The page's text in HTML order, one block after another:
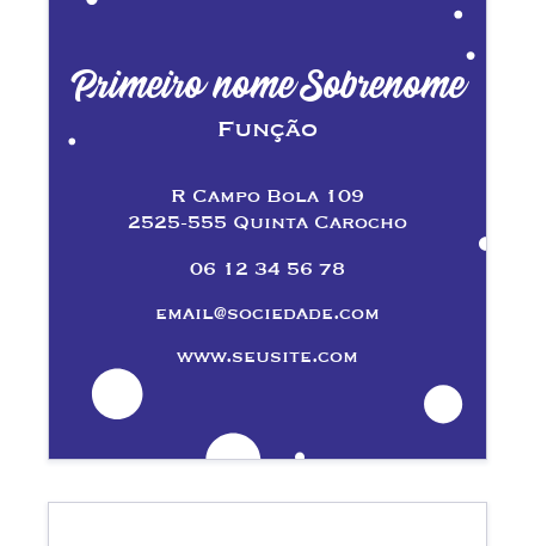
www.seusite.com
email@sociedade.com
06 12 34 56 78
R Campo Bola 109
2525-555 Quinta Carocho
Primeiro nome Sobrenome
Função